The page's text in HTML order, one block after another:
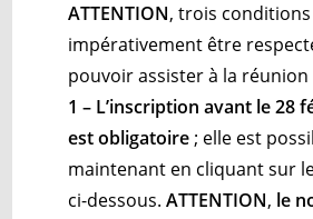
ATTENTION, trois
impérativement être
pouvoir assister à la réunion
1 – L’inscription avant le 28
est obligatoire ; elle est
maintenant en cliquant sur
ci-dessous.ATTENTION, le